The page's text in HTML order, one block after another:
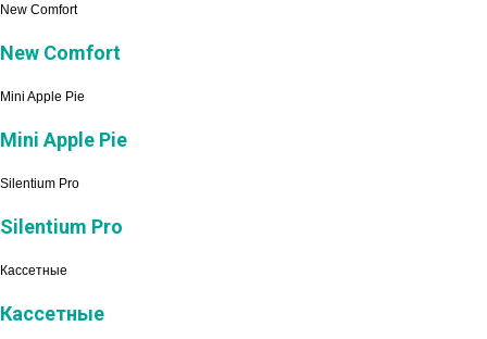
New Comfort
New Comfort
Mini Apple Pie
Mini Apple Pie
Silentium Pro
Silentium Pro
Кассетные
Кассетные